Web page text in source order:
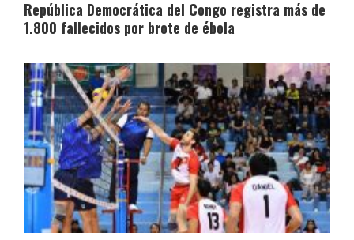
República Democrática del Congo registra más de
1.800 fallecidos por brote de ébola